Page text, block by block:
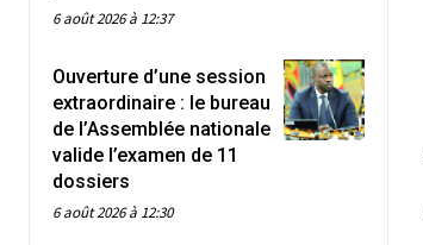
6 août 2026 à 12:37
Ouverture d’une session
extraordinaire : le bureau
de l’Assemblée nationale
valide l’examen de 11
dossiers
6 août 2026 à 12:30